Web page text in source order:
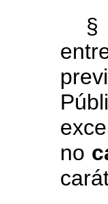
§
entr
no